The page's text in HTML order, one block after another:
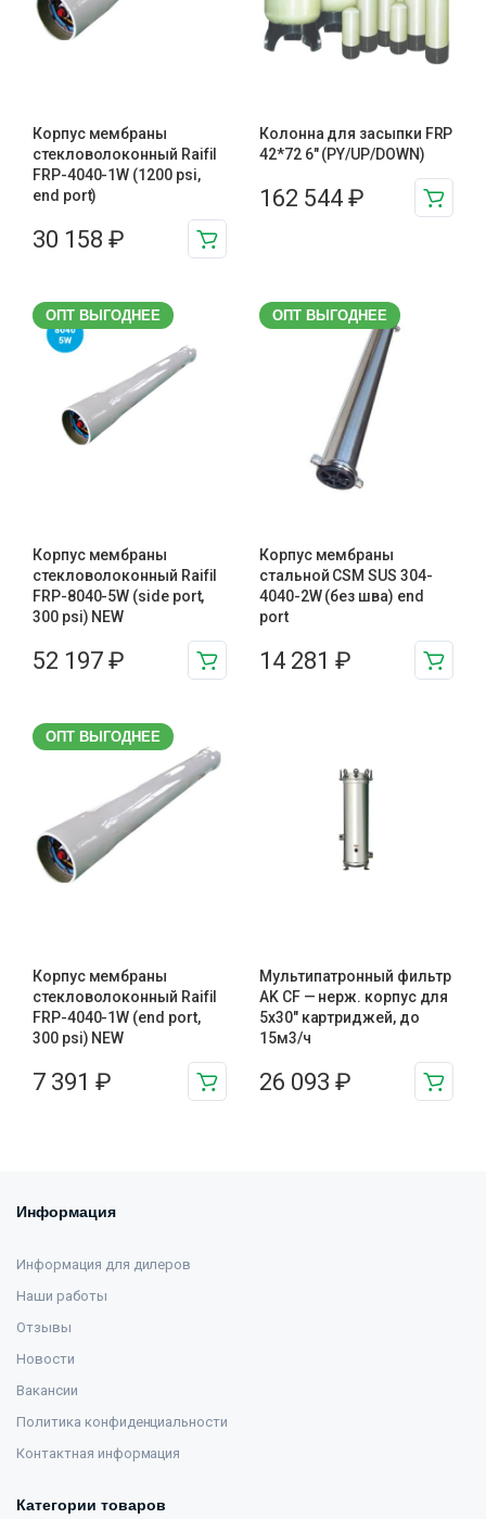
Корпус мембраны
стекловолоконный Raifil
FRP-4040-1W (1200 psi,
end port)
30 158 ₽
Колонна для засыпки FRP
42*72 6″ (PY/UP/DOWN)
162 544 ₽
ОПТ ВЫГОДНЕЕ
Корпус мембраны
стекловолоконный Raifil
FRP-8040-5W (side port,
300 psi) NEW
52 197 ₽
ОПТ ВЫГОДНЕЕ
Корпус мембраны
стальной CSM SUS 304-
4040-2W (без шва) end
port
14 281 ₽
ОПТ ВЫГОДНЕЕ
Корпус мембраны
стекловолоконный Raifil
FRP-4040-1W (end port,
300 psi) NEW
7 391 ₽
Мультипатронный фильтр
AK CF — нерж. корпус для
5х30″ картриджей, до
15м3/ч
26 093 ₽
Информация
Информация для дилеров
Наши работы
Отзывы
Новости
Вакансии
Политика конфиденциальности
Контактная информация
Категории товаров